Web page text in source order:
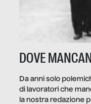
DOVE
Da anni solo
di lavoratori che
la nostra redazione